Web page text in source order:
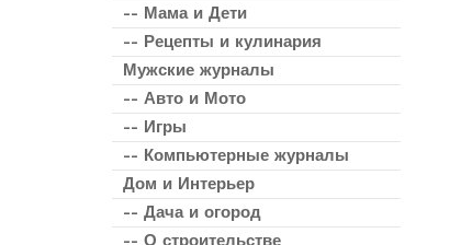
-- Мама и Дети
-- Рецепты и кулинария
Мужские журналы
-- Авто и Мото
-- Игры
-- Компьютерные журналы
Дом и Интерьер
-- Дача и огород
-- О строительстве